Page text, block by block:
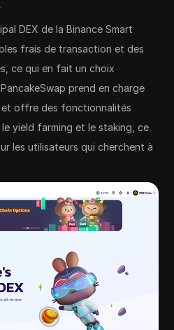
DEX de la Binance Smart
frais de transaction et des
ce qui en fait un choix
prend en charge
et offre des fonctionnalités
yield farming et le staking, ce
les utilisateurs qui cherchent à